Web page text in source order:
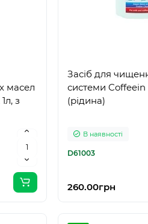
масел
з
Засіб для
системи Coffeein
(рідина)
В наявності
D61003
260.00грн